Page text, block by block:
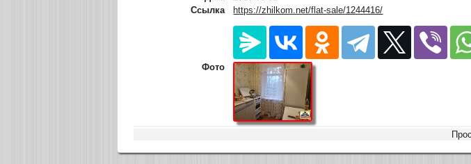
Ссылка
https://zhilkom.net/flat-sale/1244416/
Фото